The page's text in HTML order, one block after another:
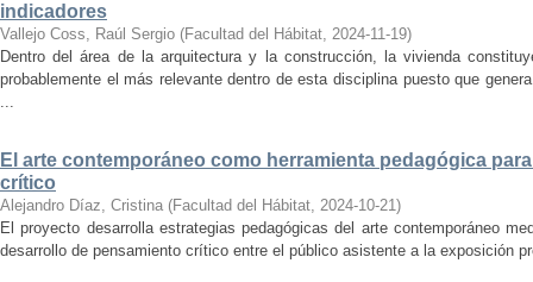
indicadores
Vallejo Coss, Raúl Sergio (Facultad del Hábitat, 2024-11-19)
Dentro del área de la arquitectura y la construcción, la vivienda
probablemente el más relevante dentro de esta disciplina puesto que
...
El arte contemporáneo como herramienta pedagógica
crítico
Alejandro Díaz, Cristina (Facultad del Hábitat, 2024-10-21)
El proyecto desarrolla estrategias pedagógicas del arte contemporáneo
desarrollo de pensamiento crítico entre el público asistente a la exposición